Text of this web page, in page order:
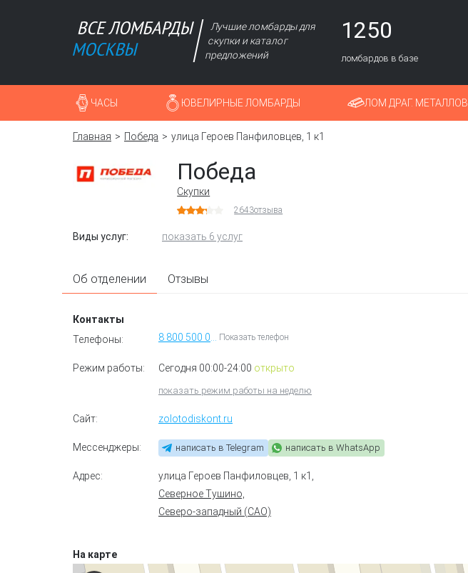
Лучшие ломбарды для
скупки и каталог
предложений
1250
ломбардов в базе
ЧАСЫ ЮВЕЛИРНЫЕ ЛОМБАРДЫ ЛОМ ДРАГ. МЕТАЛЛОВ
Главная Победа улица Героев Панфиловцев, 1 к1
Победа
Скупки
2643отзыва
Виды услуг: показать 6 услуг
Об отделении Отзывы
Контакты
Телефоны:
Показать телефон
Режим работы: Сегодня 00:00-24:00 открыто
показать режим работы на неделю
Сайт: zolotodiskont.ru
Мессенджеры: написать в Telegram написать в WhatsApp
Адрес: улица Героев Панфиловцев, 1 к1
Северное Тушино,
Северо-западный (САО)
На карте